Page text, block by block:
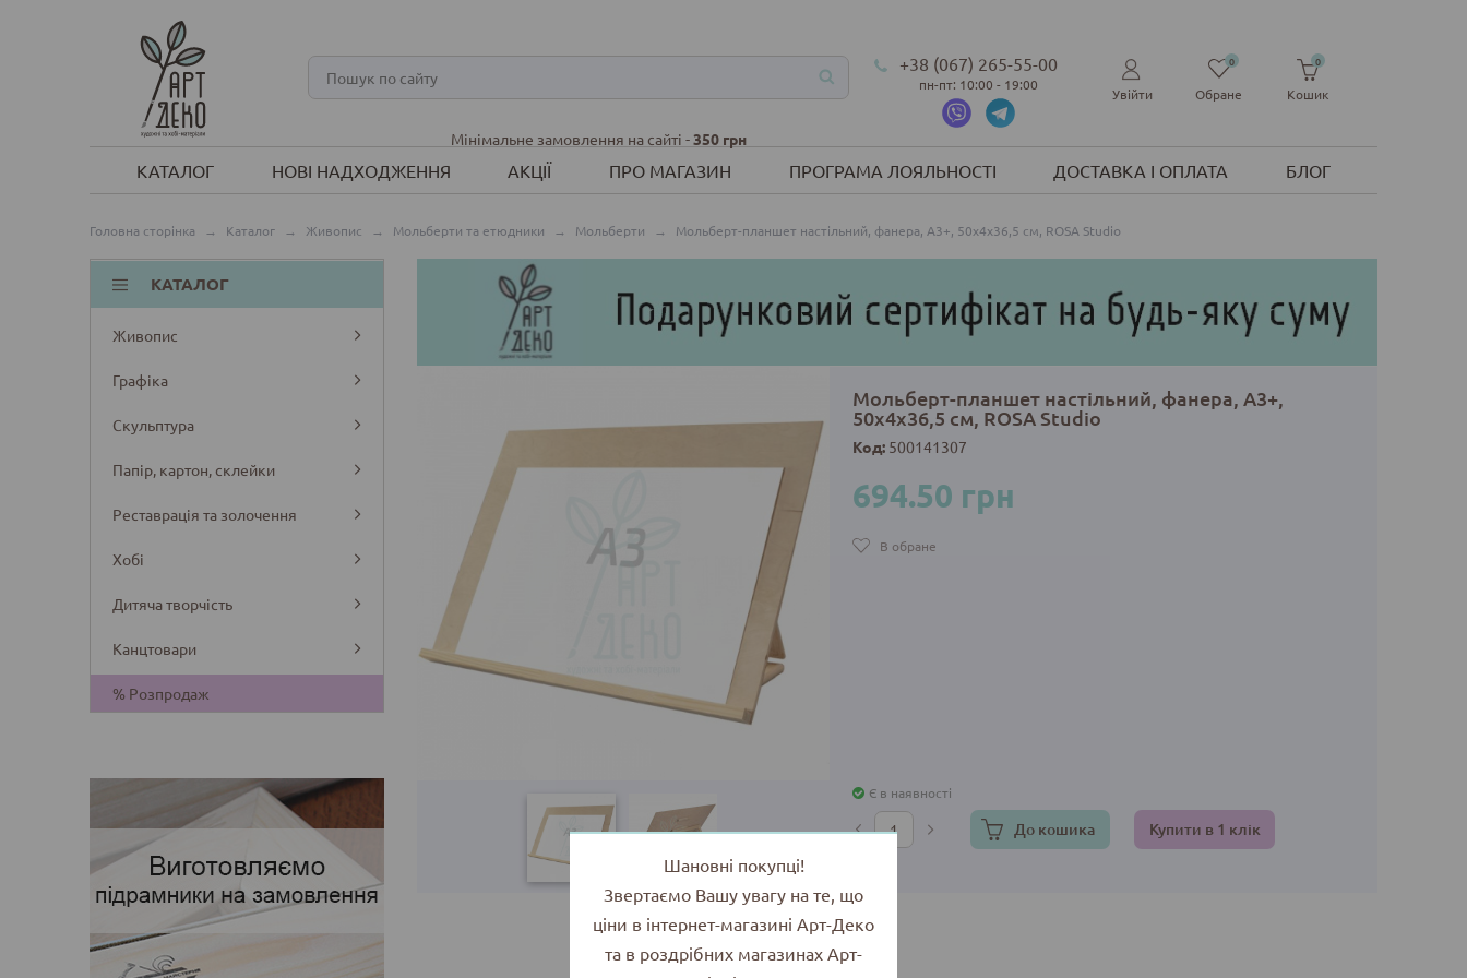
Мінімальне замовлення на сайті -350 грн
+38 (067) 265-55-00
пн-пт: 10:00 - 19:00
Увійти Обране
0
Кошик
0
КАТАЛОГ НОВІ НАДХОДЖЕННЯ АКЦІЇ ПРО МАГАЗИН ПРОГРАМА ЛОЯЛЬНОСТІ ДОСТАВКА І ОПЛАТА БЛОГ
Головна сторінка → Каталог → Живопис → Мольберти та етюдники → Мольберти → Мольберт-планшет настільний, фанера, А3+, 50х4х36,5 см, ROSA Studio
КАТАЛОГ
Живопис
Графіка
Скульптура
Папір, картон, склейки
Реставрація та золочення
Хобі
Дитяча творчість
Канцтовари
% Розпродаж
Мольберт-планшет настільний, фанера, А3+,
50х4х36,5 см, ROSA Studio
Код: 500141307
694.50 грн
В обране
Є в наявності
До кошика Купити в 1 клік
Шановні покупці!
Звертаємо Вашу увагу на те, що
ціни в інтернет-магазині Арт-Деко
та в роздрібних магазинах Арт-